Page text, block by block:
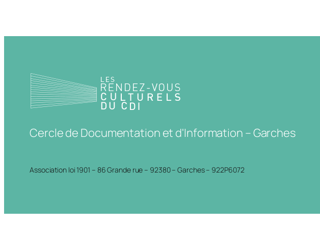
Cercle de Documentation et d'Information – Garches
Association loi 1901 – 86 Grande rue – 92380 – Garches – 922P6072